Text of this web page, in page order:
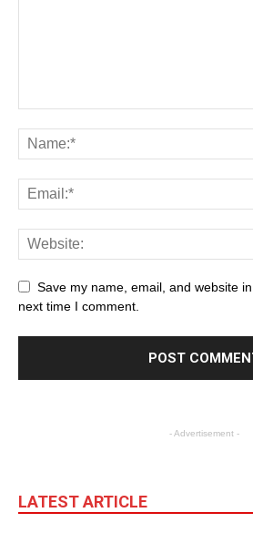
Save my name, email, and website
next time I comment.
- Advertisement -
LATEST ARTICLE